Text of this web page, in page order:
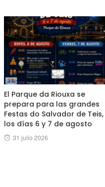
El Parque da Riouxa se
prepara para las grandes
Festas do Salvador de Teis,
los días 6 y 7 de agosto
Posted
31 julio 2026